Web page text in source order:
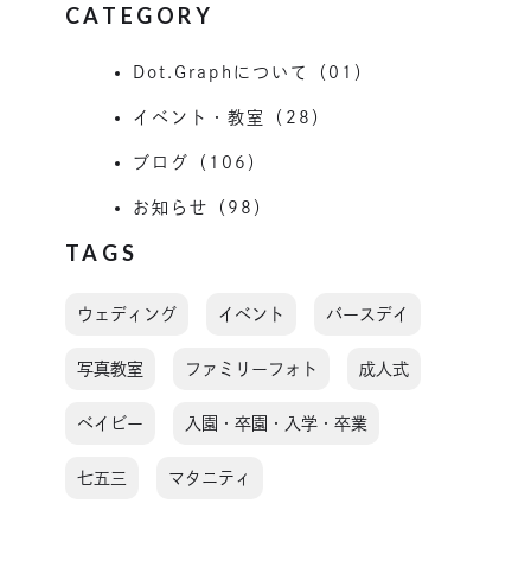
CATEGORY
Dot.Graphについて（01）
イベント・教室（28）
ブログ（106）
お知らせ（98）
TAGS
ウェディング イベント バースデイ
写真教室 ファミリーフォト 成人式
ベイビー 入園・卒園・入学・卒業
七五三 マタニティ